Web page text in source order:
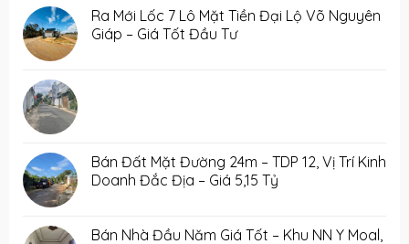
Ra Mới Lốc 7 Lô Mặt Tiền Đại Lộ Võ Nguyên
Giáp – Giá Tốt Đầu Tư
Bán Đất Mặt Đường 24m – TDP 12, Vị Trí Kinh
Doanh Đắc Địa – Giá 5,15 Tỷ
Bán Nhà Đầu Năm Giá Tốt – Khu NN Y Moal,